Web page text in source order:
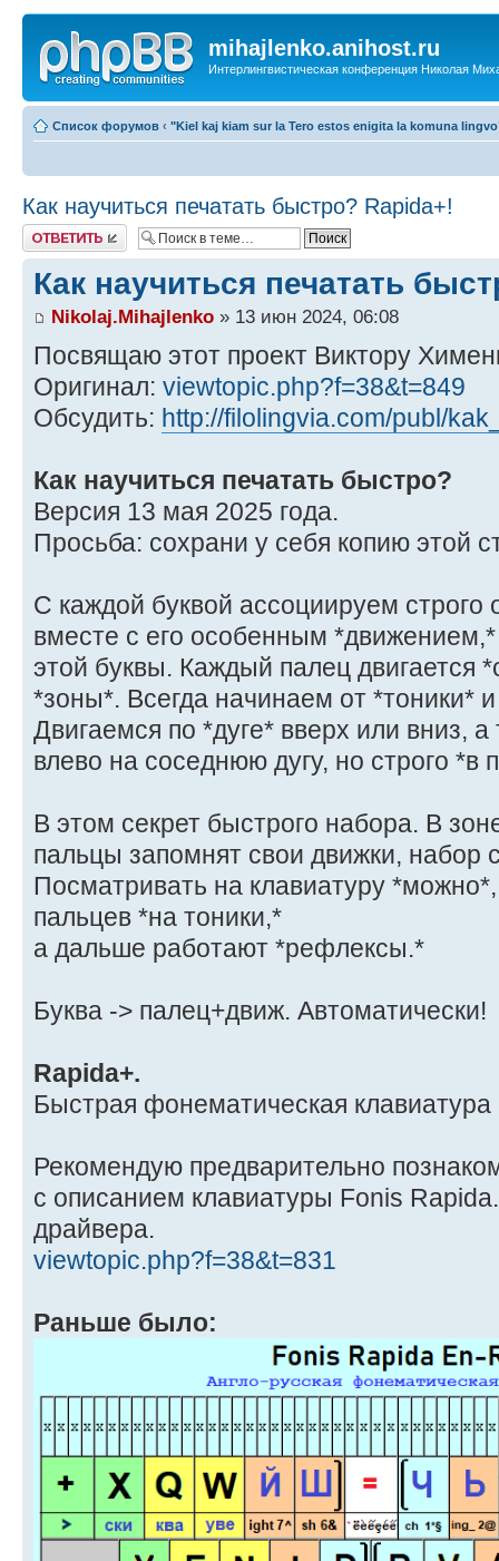
mihajlenko.anihost.ru
Интерлингвистическая конференция Николая
Список форумов ‹ "Kiel kaj kiam sur la Tero estos enigita la komuna
Как научиться печатать быстро? Rapida+!
Ответить
Как научиться печатать
Nikolaj.Mihajlenko » 13 июн 2024, 06:08
Посвящаю этот проект Виктору
Оригинал: viewtopic.php?f=38&t=849
Обсудить: http://filolingvia.com/publ/
Как научиться печатать быстро?
Версия 13 мая 2025 года.
Просьба: сохрани у себя копию этой
C каждой буквой ассоциируем
вместе с его особенным
этой буквы. Каждый палец двигается
*зоны*. Всегда начинаем от *тоники*
Двигаемся по *дуге* вверх или вниз,
влево на соседнюю дугу, но строго *в
В этом секрет быстрого набора. В
пальцы запомнят свои движки, набор
Посматривать на клавиатуру
пальцев *на тоники,*
а дальше работают *рефлексы.*
Буква -> палец+движ. Автоматически!
Rapida+.
Быстрая фонематическая
Рекомендую предварительно
с описанием клавиатуры Fonis
драйвера.
viewtopic.php?f=38&t=831
Раньше было: